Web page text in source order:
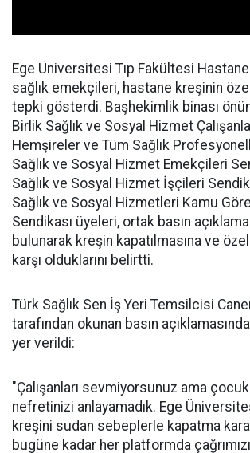
Ege Üniversitesi Tıp Fakültesi
sağlık emekçileri, hastane kreşinin
tepki gösterdi. Başhekimlik binası
Birlik Sağlık ve Sosyal Hizmet
Hemşireler ve Tüm Sağlık
Sağlık ve Sosyal Hizmet Emekçileri
Sağlık ve Sosyal Hizmet İşçileri
Sağlık ve Sosyal Hizmetleri Kamu
Sendikası üyeleri, ortak basın
bulunarak kreşin kapatılmasına ve
karşı olduklarını belirtti.
Türk Sağlık Sen İş Yeri Temsilcisi
tarafından okunan basın
yer verildi:
"Çalışanları sevmiyorsunuz ama
nefretinizi anlayamadık. Ege
kreşini sudan sebeplerle kapatma
bugüne kadar her platformda